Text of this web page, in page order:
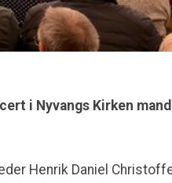
i Nyvangs Kirken
Henrik Daniel